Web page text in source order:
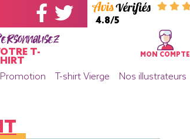
4.8/5
T- MON COMPTE
Promotion T-shirt Vierge Nos illustrateurs